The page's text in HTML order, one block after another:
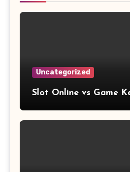
Uncategorized
Slot Online vs Game